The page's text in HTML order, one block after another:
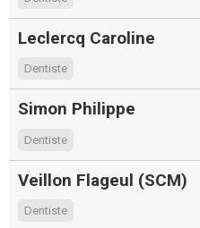
Leclercq Caroline
Dentiste
Simon Philippe
Dentiste
Veillon Flageul (SCM)
Dentiste